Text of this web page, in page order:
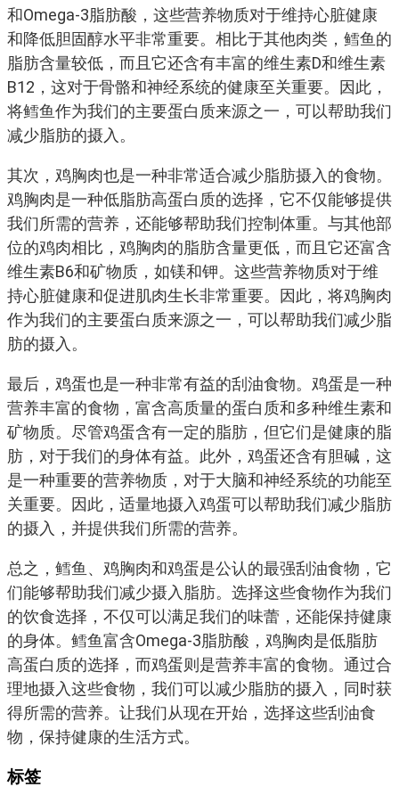
和Omega-3脂肪酸，这些营养物质对于维持心脏健康
和降低胆固醇水平非常重要。相比于其他肉类，鳕鱼的
脂肪含量较低，而且它还含有丰富的维生素D和维生素
B12，这对于骨骼和神经系统的健康至关重要。因此，
将鳕鱼作为我们的主要蛋白质来源之一，可以帮助我们
减少脂肪的摄入。
其次，鸡胸肉也是一种非常适合减少脂肪摄入的食物。
鸡胸肉是一种低脂肪高蛋白质的选择，它不仅能够提供
我们所需的营养，还能够帮助我们控制体重。与其他部
位的鸡肉相比，鸡胸肉的脂肪含量更低，而且它还富含
维生素B6和矿物质，如镁和钾。这些营养物质对于维
持心脏健康和促进肌肉生长非常重要。因此，将鸡胸肉
作为我们的主要蛋白质来源之一，可以帮助我们减少脂
肪的摄入。
最后，鸡蛋也是一种非常有益的刮油食物。鸡蛋是一种
营养丰富的食物，富含高质量的蛋白质和多种维生素和
矿物质。尽管鸡蛋含有一定的脂肪，但它们是健康的脂
肪，对于我们的身体有益。此外，鸡蛋还含有胆碱，这
是一种重要的营养物质，对于大脑和神经系统的功能至
关重要。因此，适量地摄入鸡蛋可以帮助我们减少脂肪
的摄入，并提供我们所需的营养。
总之，鳕鱼、鸡胸肉和鸡蛋是公认的最强刮油食物，它
们能够帮助我们减少摄入脂肪。选择这些食物作为我们
的饮食选择，不仅可以满足我们的味蕾，还能保持健康
的身体。鳕鱼富含Omega-3脂肪酸，鸡胸肉是低脂肪
高蛋白质的选择，而鸡蛋则是营养丰富的食物。通过合
理地摄入这些食物，我们可以减少脂肪的摄入，同时获
得所需的营养。让我们从现在开始，选择这些刮油食
物，保持健康的生活方式。
标签